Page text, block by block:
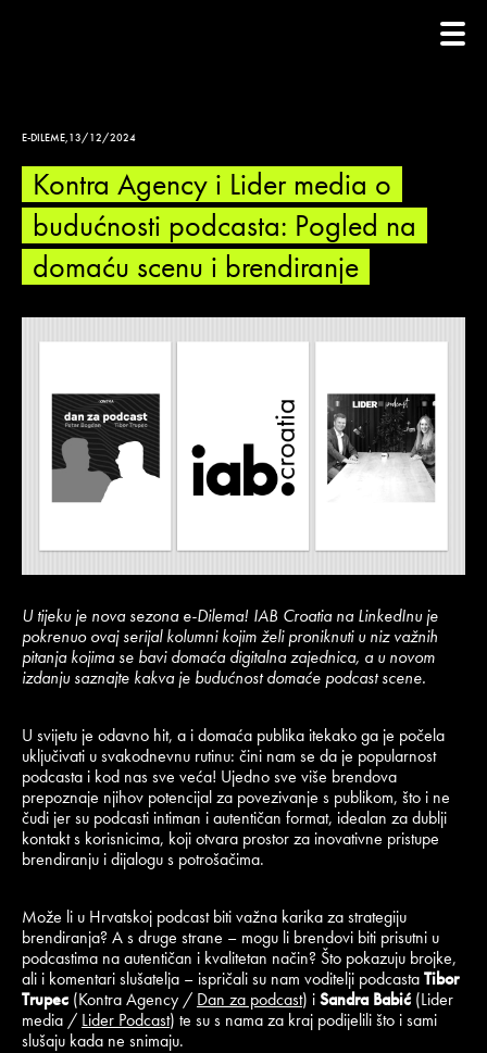
E-DILEME,13/12/2024
Kontra Agency i Lider media o
budućnosti podcasta: Pogled na
domaću scenu i brendiranje
U tijeku je nova sezona e-Dilema! IAB Croatia na LinkedInu je
pokrenuo ovaj serijal kolumni kojim želi proniknuti u niz važnih
pitanja kojima se bavi domaća digitalna zajednica, a u novom
izdanju saznajte kakva je budućnost domaće podcast scene.
U svijetu je odavno hit, a i domaća publika itekako ga je počela
uključivati u svakodnevnu rutinu: čini nam se da je popularnost
podcasta i kod nas sve veća! Ujedno sve više brendova
prepoznaje njihov potencijal za povezivanje s publikom, što i ne
čudi jer su podcasti intiman i autentičan format, idealan za dublji
kontakt s korisnicima, koji otvara prostor za inovativne pristupe
brendiranju i dijalogu s potrošačima.
Može li u Hrvatskoj podcast biti važna karika za strategiju
brendiranja? A s druge strane – mogu li brendovi biti prisutni u
podcastima na autentičan i kvalitetan način? Što pokazuju brojke,
ali i komentari slušatelja – ispričali su nam voditelji podcastaTibor
Trupec (Kontra Agency / Dan za podcast) iSandra Babić (Lider
media / Lider Podcast) te su s nama za kraj podijelili što i sami
slušaju kada ne snimaju.